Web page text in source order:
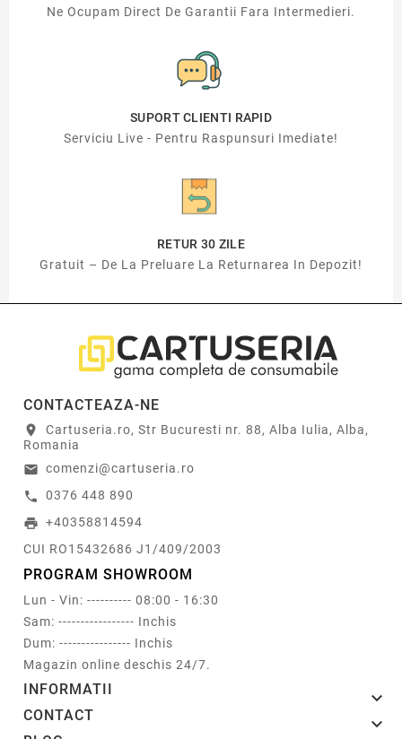
Ne Ocupam Direct De Garantii Fara Intermedieri.
SUPORT CLIENTI RAPID
Serviciu Live - Pentru Raspunsuri Imediate!
RETUR 30 ZILE
Gratuit – De La Preluare La Returnarea In Depozit!
CONTACTEAZA-NE
location_on
Cartuseria.ro, Str Bucuresti nr. 88, Alba Iulia, Alba,
Romania
email comenzi@cartuseria.ro
call 0376 448 890
print +40358814594
CUI RO15432686 J1/409/2003
PROGRAM SHOWROOM
Lun - Vin: ---------- 08:00 - 16:30
Sam: ----------------- Inchis
Dum: ---------------- Inchis
Magazin online deschis 24/7.
INFORMATII 
CONTACT 